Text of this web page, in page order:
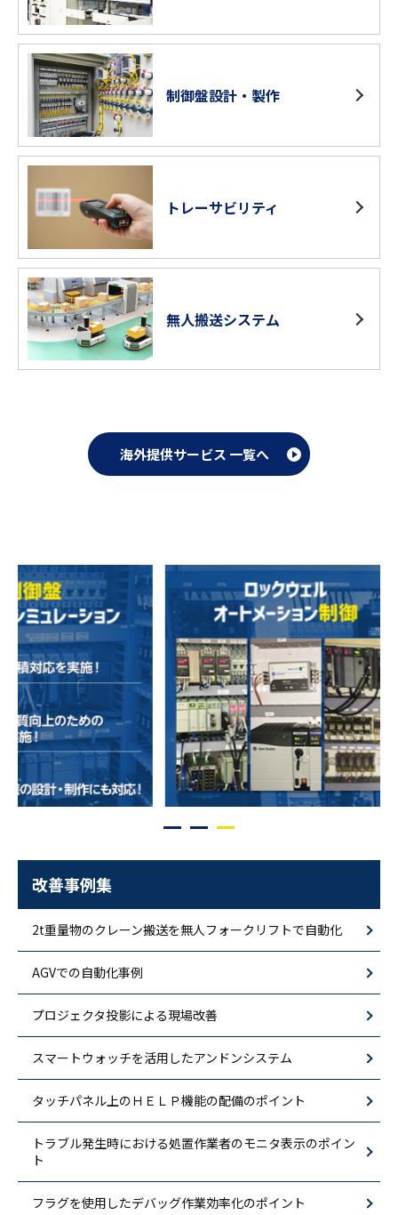
制御盤設計・製作
トレーサビリティ
無人搬送システム
海外提供サービス 一覧へ
改善事例集
2t重量物のクレーン搬送を無人フォークリフトで自動化
AGVでの自動化事例
プロジェクタ投影による現場改善
スマートウォッチを活用したアンドンシステム
タッチパネル上のＨＥＬＰ機能の配備のポイント
トラブル発生時における処置作業者のモニタ表示のポイン
ト
フラグを使用したデバッグ作業効率化のポイント